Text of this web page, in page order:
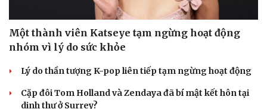
Một thành viên Katseye tạm ngừng hoạt động
nhóm vì lý do sức khỏe
Lý do thần tượng K-pop liên tiếp tạm ngừng hoạt động
Cặp đôi Tom Holland và Zendaya đã bí mật kết hôn tại
dinh thự ở Surrey?